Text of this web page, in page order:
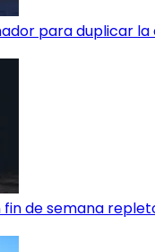
para duplicar
fin de semana